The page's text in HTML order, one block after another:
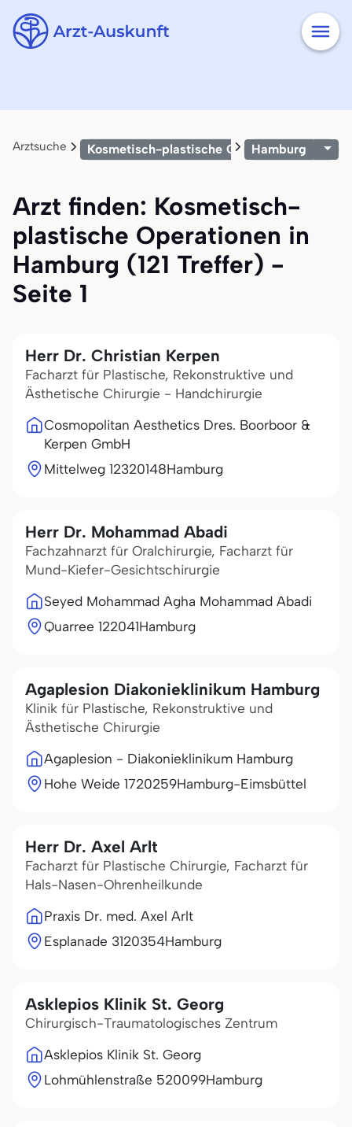
Arztsuche Kosmetisch-plastische Operationen
Hamburg
Arzt finden: Kosmetisch-
plastische Operationen in
Hamburg (121 Treffer) -
Seite 1
Herr Dr. Christian Kerpen
Facharzt für Plastische, Rekonstruktive und
Ästhetische Chirurgie - Handchirurgie
Cosmopolitan Aesthetics Dres. Boorboor &
Kerpen GmbH
Mittelweg 12320148Hamburg
Herr Dr. Mohammad Abadi
Fachzahnarzt für Oralchirurgie, Facharzt für
Mund-Kiefer-Gesichtschirurgie
Seyed Mohammad Agha Mohammad Abadi
Quarree 122041Hamburg
Agaplesion Diakonieklinikum Hamburg
Klinik für Plastische, Rekonstruktive und
Ästhetische Chirurgie
Agaplesion - Diakonieklinikum Hamburg
Hohe Weide 1720259Hamburg-Eimsbüttel
Herr Dr. Axel Arlt
Facharzt für Plastische Chirurgie, Facharzt für
Hals-Nasen-Ohrenheilkunde
Praxis Dr. med. Axel Arlt
Esplanade 3120354Hamburg
Asklepios Klinik St. Georg
Chirurgisch-Traumatologisches Zentrum
Asklepios Klinik St. Georg
Lohmühlenstraße 520099Hamburg